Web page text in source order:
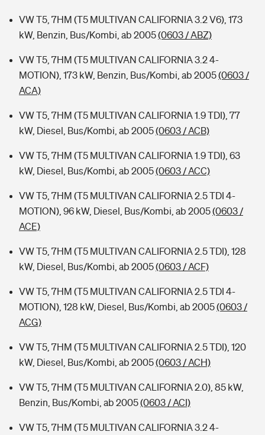
VW T5, 7HM (T5 MULTIVAN CALIFORNIA 3.2 V6), 173
kW, Benzin, Bus/Kombi, ab 2005(0603 / ABZ)
VW T5, 7HM (T5 MULTIVAN CALIFORNIA 3.2 4-
MOTION), 173 kW, Benzin, Bus/Kombi, ab 2005(0603 /
ACA)
VW T5, 7HM (T5 MULTIVAN CALIFORNIA 1.9 TDI), 77
kW, Diesel, Bus/Kombi, ab 2005(0603 / ACB)
VW T5, 7HM (T5 MULTIVAN CALIFORNIA 1.9 TDI), 63
kW, Diesel, Bus/Kombi, ab 2005(0603 / ACC)
VW T5, 7HM (T5 MULTIVAN CALIFORNIA 2.5 TDI 4-
MOTION), 96 kW, Diesel, Bus/Kombi, ab 2005(0603 /
ACE)
VW T5, 7HM (T5 MULTIVAN CALIFORNIA 2.5 TDI), 128
kW, Diesel, Bus/Kombi, ab 2005(0603 / ACF)
VW T5, 7HM (T5 MULTIVAN CALIFORNIA 2.5 TDI 4-
MOTION), 128 kW, Diesel, Bus/Kombi, ab 2005(0603 /
ACG)
VW T5, 7HM (T5 MULTIVAN CALIFORNIA 2.5 TDI), 120
kW, Diesel, Bus/Kombi, ab 2005(0603 / ACH)
VW T5, 7HM (T5 MULTIVAN CALIFORNIA 2.0), 85 kW,
Benzin, Bus/Kombi, ab 2005(0603 / ACI)
VW T5, 7HM (T5 MULTIVAN CALIFORNIA 3.2 4-